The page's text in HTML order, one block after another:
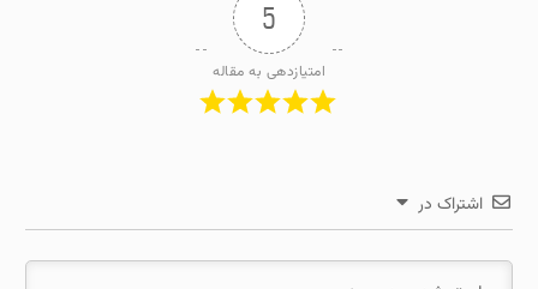
5
امتیازدهی به مقاله
اشتراک در